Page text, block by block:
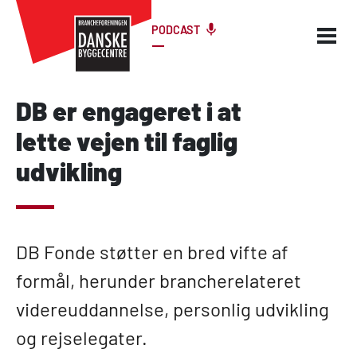
PODCAST
DB er engageret i at
lette vejen til faglig
udvikling
DB Fonde støtter en bred vifte af
formål, herunder brancherelateret
videreuddannelse, personlig udvikling
og rejselegater.